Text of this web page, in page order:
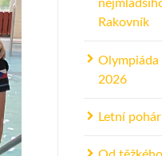
Rakovník
Olympiáda
2026
Letní